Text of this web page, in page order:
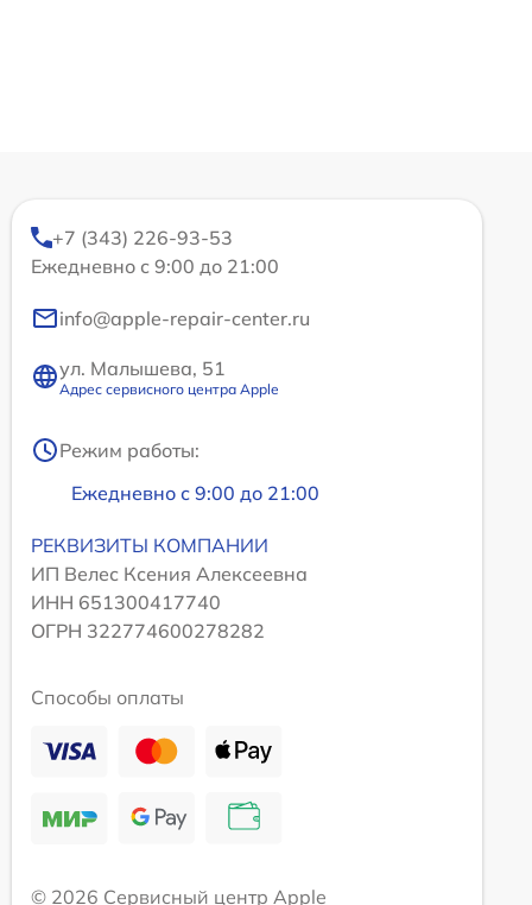
+7 (343) 226-93-53
Ежедневно с 9:00 до 21:00
info@apple-repair-center.ru
ул. Малышева, 51
Адрес сервисного центра Apple
Режим работы:
Ежедневно с 9:00 до 21:00
РЕКВИЗИТЫ КОМПАНИИ
ИП Велес Ксения Алексеевна
ИНН 651300417740
ОГРН 322774600278282
Способы оплаты
© 2026 Сервисный центр Apple